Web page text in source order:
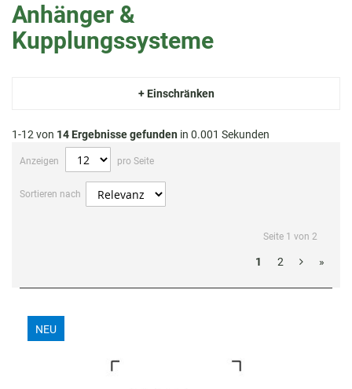
Anhänger &
Kupplungssysteme
+ Einschränken
1-12 von 14 Ergebnisse gefunden in 0.001 Sekunden
Anzeigen pro Seite
Sortieren nach
Seite 1 von 2
1 2 »
NEU